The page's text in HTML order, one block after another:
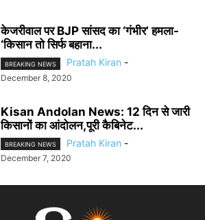
केजरीवाल पर BJP सांसद का ‘गंभीर’ हमला-
‘किसान तो सिर्फ बहाना...
BREAKING NEWS Pratah Kiran -
December 8, 2020
Kisan Andolan News: 12 दिन से जारी
किसानों का आंदोलन,पूरी कैबिनेट...
BREAKING NEWS Pratah Kiran -
December 7, 2020